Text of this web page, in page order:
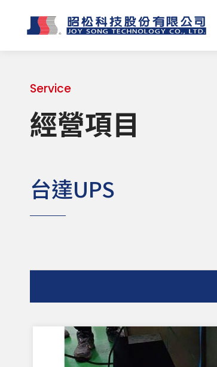
Service
經營項目
台達UPS